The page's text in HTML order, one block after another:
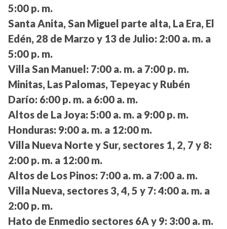
5:00 p. m.
Santa Anita, San Miguel parte alta, La Era, El
Edén, 28 de Marzo y 13 de Julio: 2:00 a. m. a
5:00 p. m.
Villa San Manuel: 7:00 a. m. a 7:00 p. m.
Minitas, Las Palomas, Tepeyac y Rubén
Darío: 6:00 p. m. a 6:00 a. m.
Altos de La Joya: 5:00 a. m. a 9:00 p. m.
Honduras: 9:00 a. m. a 12:00 m.
Villa Nueva Norte y Sur, sectores 1, 2, 7 y 8:
2:00 p. m. a 12:00 m.
Altos de Los Pinos: 7:00 a. m. a 7:00 a. m.
Villa Nueva, sectores 3, 4, 5 y 7: 4:00 a. m. a
2:00 p. m.
Hato de Enmedio sectores 6A y 9: 3:00 a. m.